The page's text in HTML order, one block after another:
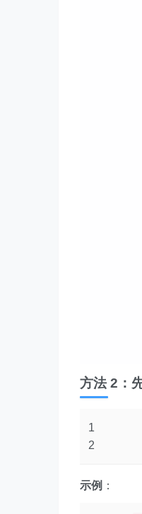
方法 2：
1
2
示例 ：